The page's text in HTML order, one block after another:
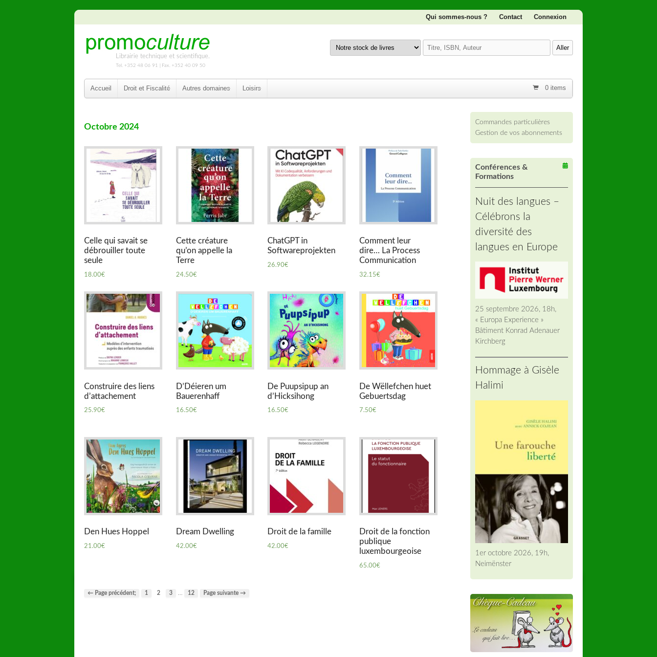
Qui sommes-nous ? Contact Connexion
Librairie technique et scientifique.
Tel. +352 48 06 91 | Fax. +352 40 09 50
0 items
Accueil Droit et Fiscalité Autres domaines Loisirs
Octobre 2024
Celle qui savait se
débrouiller toute
seule
18.00€
Cette créature
qu’on appelle la
Terre
24.50€
ChatGPT in
Softwareprojekten
26.90€
Comment leur
dire… La Process
Communication
32.15€
Construire des liens
d’attachement
25.90€
D’Déieren um
Bauerenhaff
16.50€
De Puupsipup an
d’Hicksihong
16.50€
De Wëllefchen huet
Gebuertsdag
7.50€
Den Hues Hoppel
21.00€
Dream Dwelling
42.00€
Droit de la famille
42.00€
Droit de la fonction
publique
luxembourgeoise
65.00€
← Page précédent; 1 2 3 … 12 Page suivante →
Commandes particulières
Gestion de vos abonnements
Conférences &
Formations
Nuit des langues –
Célébrons la
diversité des
langues en Europe
25 septembre 2026, 18h,
« Europa Experience »
Bâtiment Konrad Adenauer
Kirchberg
Hommage à Gisèle
Halimi
1er octobre 2026, 19h,
Neimënster